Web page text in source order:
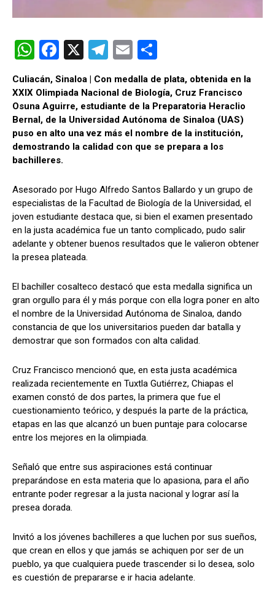
W
h
at
s
A
p
p
F
a
ce
b
o
o
k
X
T
e
gr
a
m
E
m
ail m
p
ar
tir
Culiacán, Sinaloa | Con medalla de plata, obtenida en la
XXIX Olimpiada Nacional de Biología, Cruz Francisco
Osuna Aguirre, estudiante de la Preparatoria Heraclio
Bernal, de la Universidad Autónoma de Sinaloa (UAS)
puso en alto una vez más el nombre de la institución,
demostrando la calidad con que se prepara a los
bachilleres.
Asesorado por Hugo Alfredo Santos Ballardo y un grupo de
especialistas de la Facultad de Biología de la Universidad, el
joven estudiante destaca que, si bien el examen presentado
en la justa académica fue un tanto complicado, pudo salir
adelante y obtener buenos resultados que le valieron obtener
la presea plateada.
El bachiller cosalteco destacó que esta medalla significa un
gran orgullo para él y más porque con ella logra poner en alto
el nombre de la Universidad Autónoma de Sinaloa, dando
constancia de que los universitarios pueden dar batalla y
demostrar que son formados con alta calidad.
Cruz Francisco mencionó que, en esta justa académica
realizada recientemente en Tuxtla Gutiérrez, Chiapas el
examen constó de dos partes, la primera que fue el
cuestionamiento teórico, y después la parte de la práctica,
etapas en las que alcanzó un buen puntaje para colocarse
entre los mejores en la olimpiada.
Señaló que entre sus aspiraciones está continuar
preparándose en esta materia que lo apasiona, para el año
entrante poder regresar a la justa nacional y lograr así la
presea dorada.
Invitó a los jóvenes bachilleres a que luchen por sus sueños,
que crean en ellos y que jamás se achiquen por ser de un
pueblo, ya que cualquiera puede trascender si lo desea, solo
es cuestión de prepararse e ir hacia adelante.